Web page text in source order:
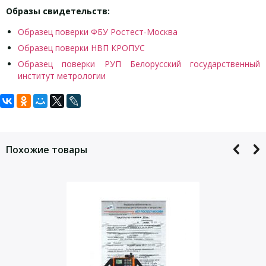
Образы свидетельств:
Образец поверки ФБУ Ростест-Москва
Образец поверки НВП КРОПУС
Образец поверки РУП Белорусский государственный
институт метрологии
Задать вопрос
Похожие товары